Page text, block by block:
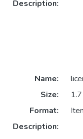
Description:
Name:
Size:
Format:
Description: